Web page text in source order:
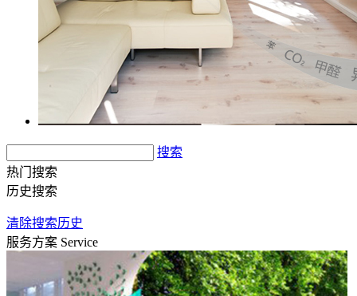
搜索
热门搜索
历史搜索
清除搜索历史
服务方案 Service